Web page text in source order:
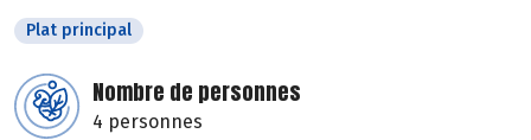
Plat principal
Nombre de personnes
4 personnes